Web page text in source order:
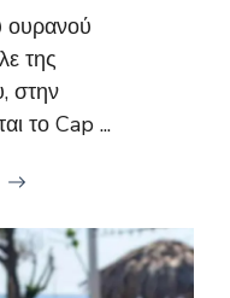
ουρανού
της
στην
το Cap ...